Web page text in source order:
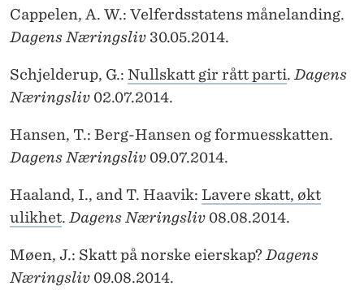
Cappelen, A. W.: Velferdsstatens månelanding.
Dagens Næringsliv 30.05.2014.
Schjelderup, G.: Nullskatt gir rått parti. Dagens
Næringsliv 02.07.2014.
Hansen, T.: Berg-Hansen og formuesskatten.
Dagens Næringsliv 09.07.2014.
Haaland, I., and T. Haavik: Lavere skatt, økt
ulikhet. Dagens Næringsliv 08.08.2014.
Møen, J.: Skatt på norske eierskap? Dagens
Næringsliv 09.08.2014.